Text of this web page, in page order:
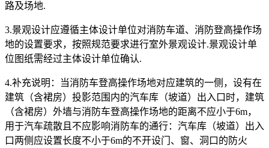
路及场地.
3.景观设计应遵循主体设计单位对消防车道、消防登高操作场
地的设置要求，按照规范要求进行室外景观设计.景观设计单
位图纸需经过主体设计单位确认.
4.补充说明：当消防车登高操作场地对应建筑的一侧，设有在
建筑（含裙房）投影范围内的汽车库（坡道）出入口时，建筑
（含裙房）外墙与消防车登高操作场地的距离不应小于6m，
用于汽车疏散且不应影响消防车的通行：汽车库（坡道）出入
口两侧应设置长度不小于6m的不开设门、窗、洞口的防火